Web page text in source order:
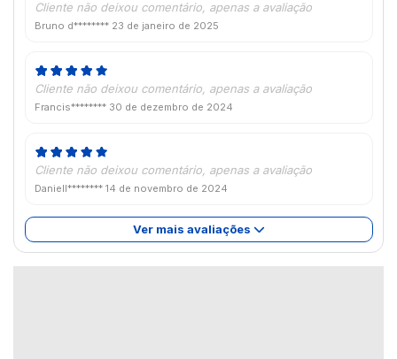
Cliente não deixou comentário, apenas a avaliação
Bruno d******** 23 de janeiro de 2025
Cliente não deixou comentário, apenas a avaliação
Francis******** 30 de dezembro de 2024
Cliente não deixou comentário, apenas a avaliação
Daniell******** 14 de novembro de 2024
Ver mais avaliações